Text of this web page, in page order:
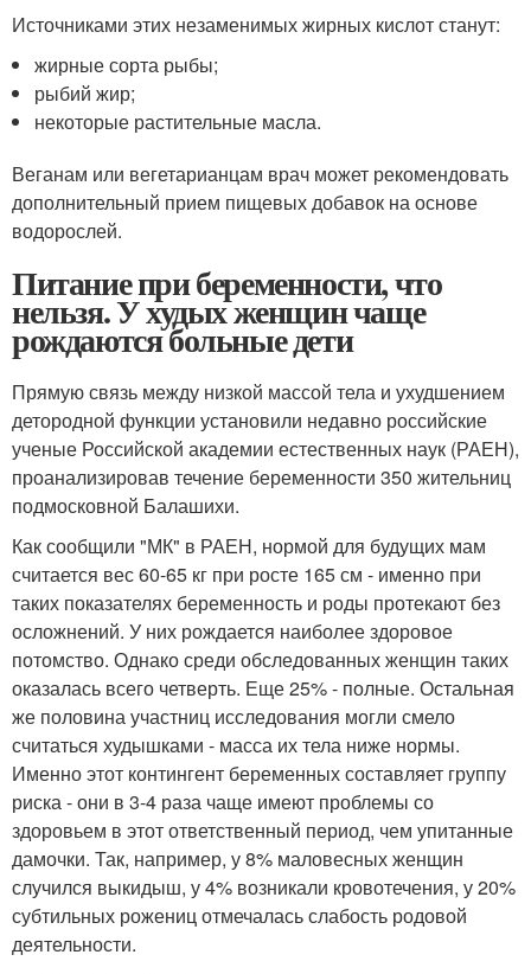
Источниками этих незаменимых жирных кислот станут:
жирные сорта рыбы;
рыбий жир;
некоторые растительные масла.
Веганам или вегетарианцам врач может рекомендовать
дополнительный прием пищевых добавок на основе
водорослей.
Питание при беременности, что
нельзя. У худых женщин чаще
рождаются больные дети
Прямую связь между низкой массой тела и ухудшением
детородной функции установили недавно российские
ученые Российской академии естественных наук (РАЕН),
проанализировав течение беременности 350 жительниц
подмосковной Балашихи.
Как сообщили "МК" в РАЕН, нормой для будущих мам
считается вес 60-65 кг при росте 165 см - именно при
таких показателях беременность и роды протекают без
осложнений. У них рождается наиболее здоровое
потомство. Однако среди обследованных женщин таких
оказалась всего четверть. Еще 25% - полные. Остальная
же половина участниц исследования могли смело
считаться худышками - масса их тела ниже нормы.
Именно этот контингент беременных составляет группу
риска - они в 3-4 раза чаще имеют проблемы со
здоровьем в этот ответственный период, чем упитанные
дамочки. Так, например, у 8% маловесных женщин
случился выкидыш, у 4% возникали кровотечения, у 20%
субтильных рожениц отмечалась слабость родовой
деятельности.